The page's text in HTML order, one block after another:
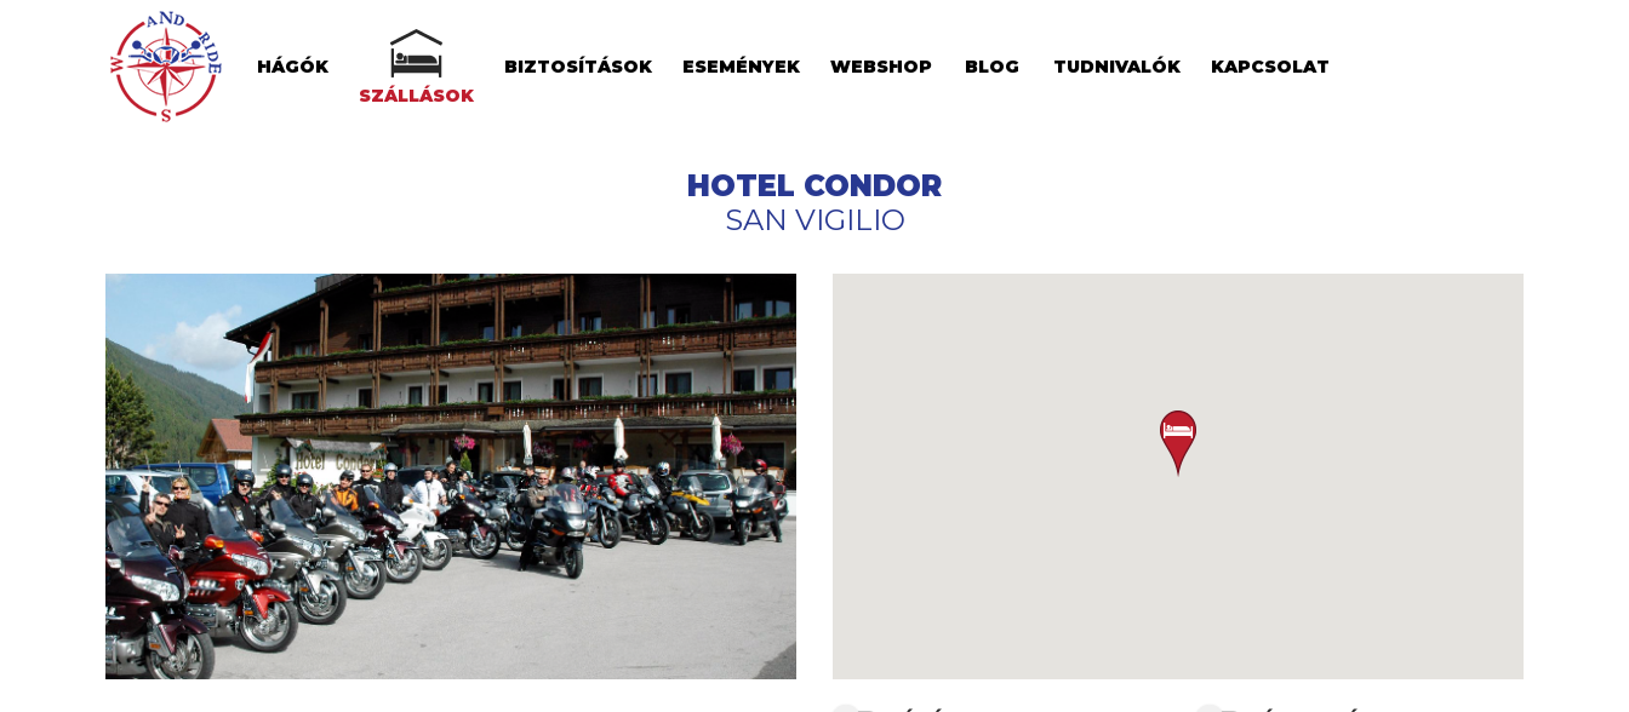
HÁGÓK
SZÁLLÁSOK
BIZTOSÍTÁSOK ESEMÉNYEK WEBSHOP BLOG TUDNIVALÓK KAPCSOLAT
HOTEL CONDOR
SAN VIGILIO